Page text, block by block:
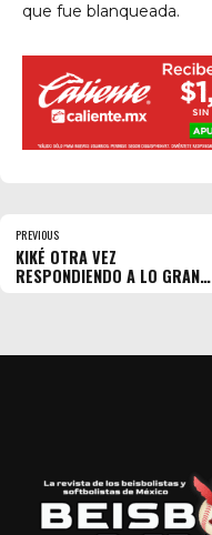
que fue blanqueada.
PREVIOUS
KIKÉ OTRA VEZ
RESPONDIENDO A LO GRANDE